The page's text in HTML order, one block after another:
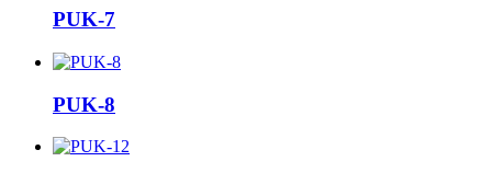
PUK-7
PUK-8